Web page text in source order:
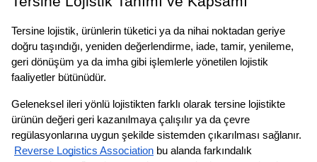
Tersine lojistik, ürünlerin tüketici ya da nihai noktadan geriye
doğru taşındığı, yeniden değerlendirme, iade, tamir, yenileme,
geri dönüşüm ya da imha gibi işlemlerle yönetilen lojistik
faaliyetler bütünüdür.
Geleneksel ileri yönlü lojistikten farklı olarak tersine lojistikte
ürünün değeri geri kazanılmaya çalışılır ya da çevre
regülasyonlarına uygun şekilde sistemden çıkarılması sağlanır.
Reverse Logistics Association bu alanda farkındalık